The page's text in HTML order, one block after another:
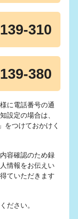
310
380
に電話番号の通
設定の場合は、
をつけておかけく
容確認のため録
情報をお伝えい
ていただきます
ださい。